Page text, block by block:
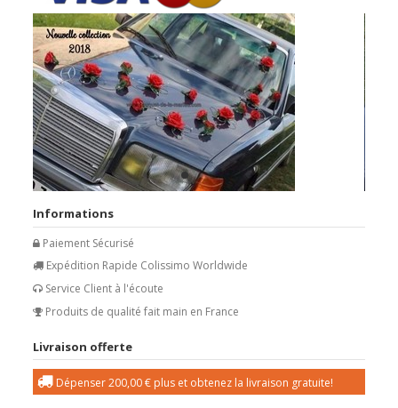
Informations
Paiement Sécurisé
Expédition Rapide Colissimo Worldwide
Service Client à l'écoute
Produits de qualité fait main en France
Livraison offerte
Dépenser200,00 € plus et obtenez la livraison gratuite!